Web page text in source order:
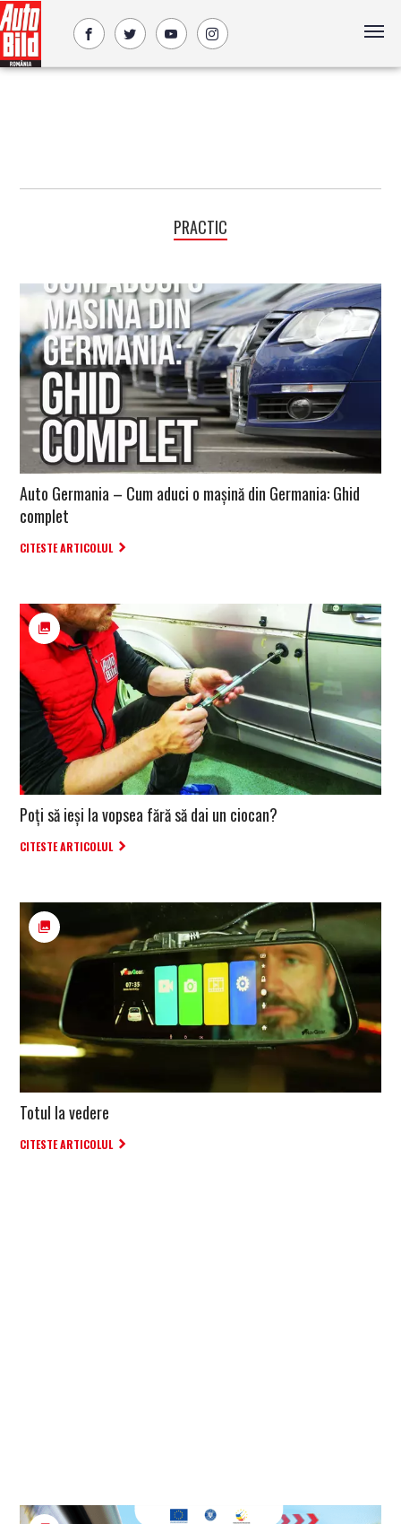
PRACTIC
Auto Germania – Cum aduci o mașină din Germania: Ghid
complet
CITESTE ARTICOLUL
Poți să ieși la vopsea fără să dai un ciocan?
CITESTE ARTICOLUL
Totul la vedere
CITESTE ARTICOLUL